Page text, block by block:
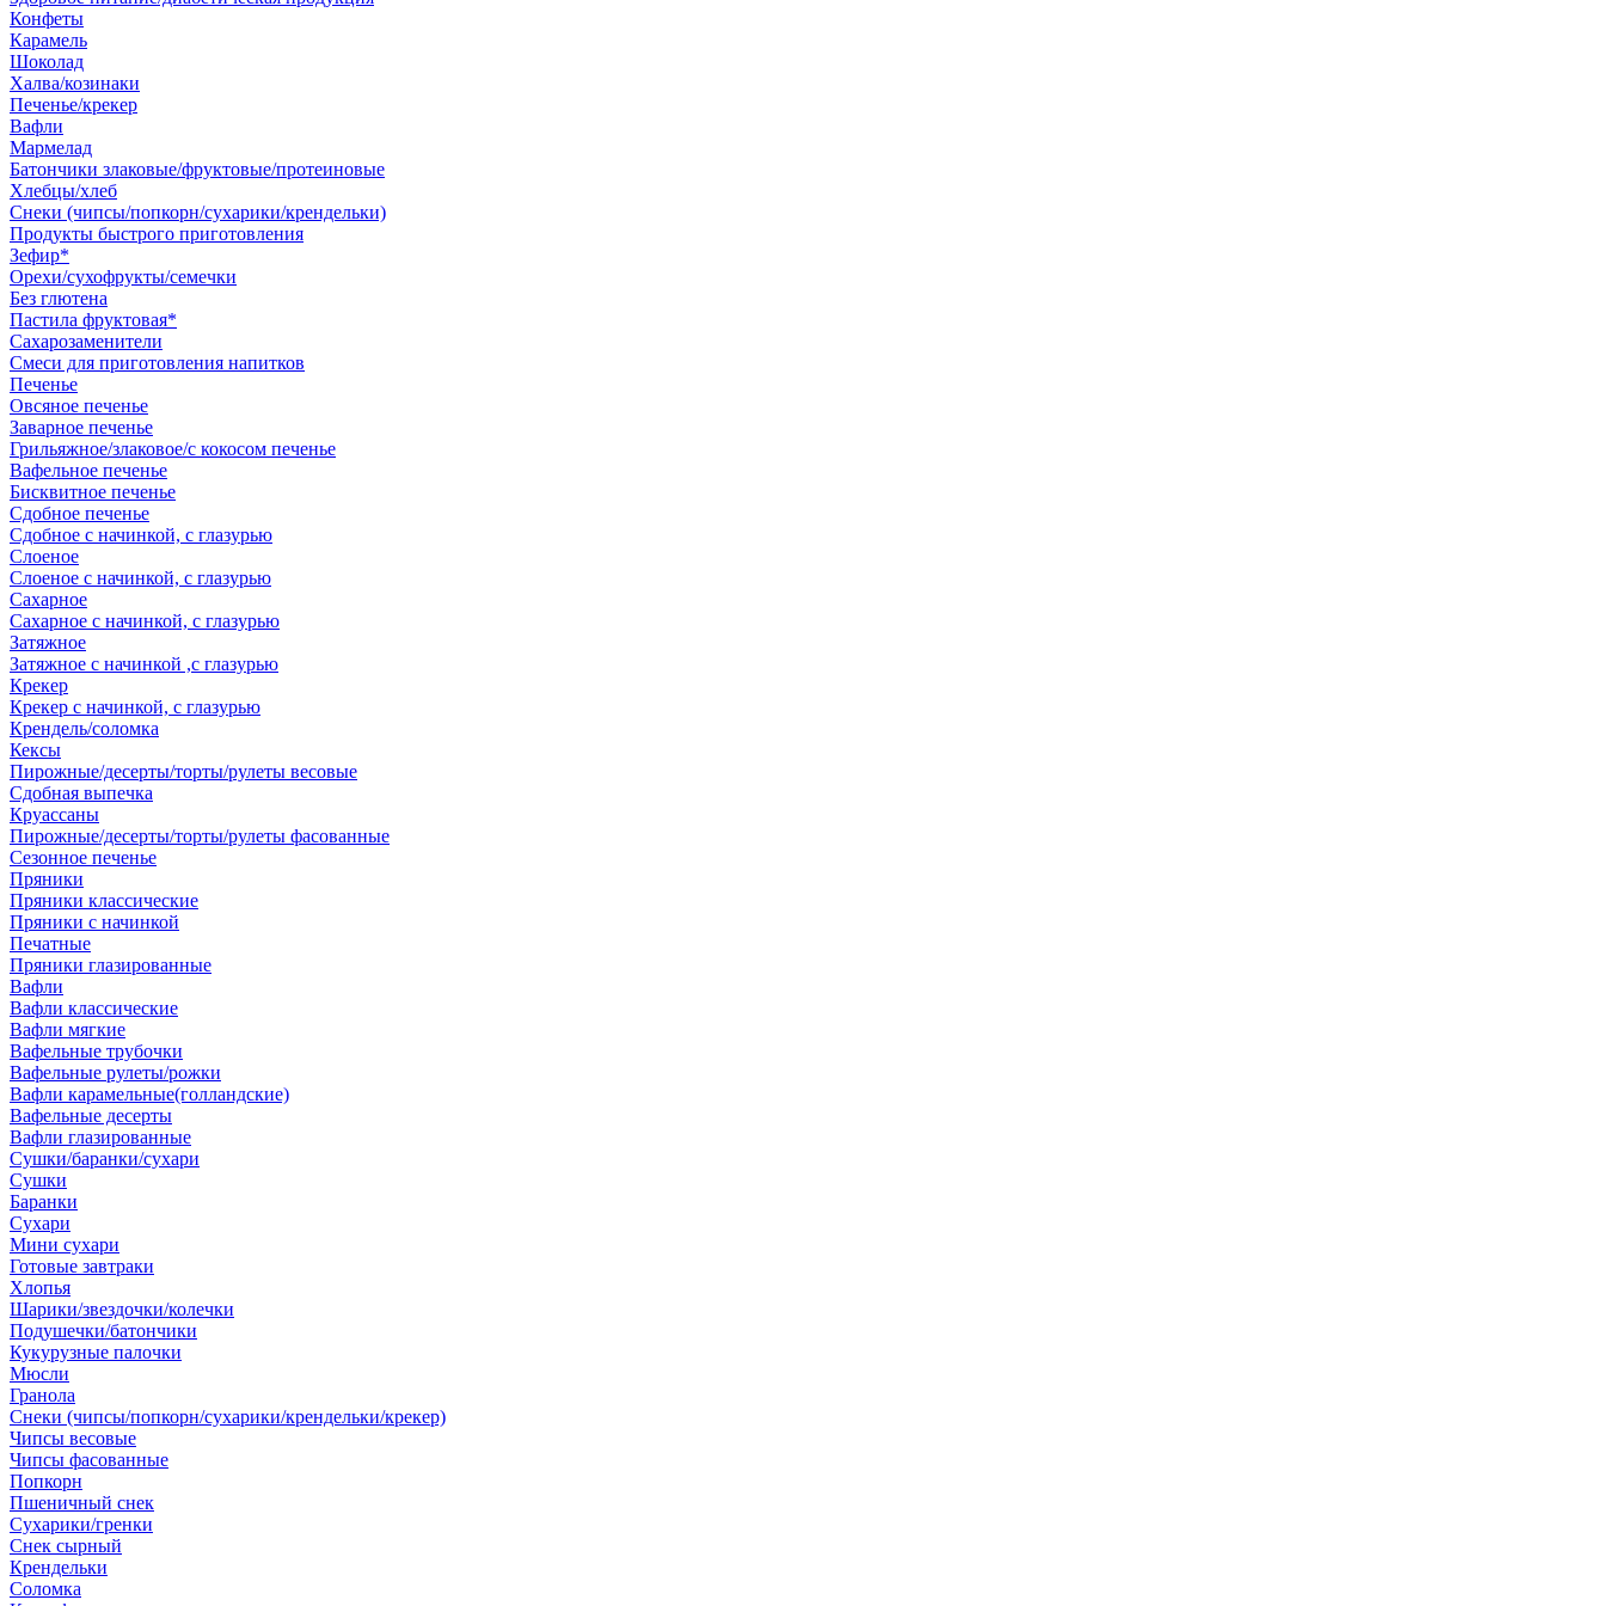
Конфеты
Карамель
Шоколад
Халва/козинаки
Печенье/крекер
Вафли
Мармелад
Батончики злаковые/фруктовые/протеиновые
Хлебцы/хлеб
Снеки (чипсы/попкорн/сухарики/крендельки)
Продукты быстрого приготовления
Зефир*
Орехи/сухофрукты/семечки
Без глютена
Пастила фруктовая*
Сахарозаменители
Смеси для приготовления напитков
Печенье
Овсяное печенье
Заварное печенье
Грильяжное/злаковое/с кокосом печенье
Вафельное печенье
Бисквитное печенье
Сдобное печенье
Сдобное с начинкой, с глазурью
Слоеное
Слоеное с начинкой, с глазурью
Сахарное
Сахарное с начинкой, с глазурью
Затяжное
Затяжное с начинкой ,с глазурью
Крекер
Крекер с начинкой, с глазурью
Крендель/соломка
Кексы
Пирожные/десерты/торты/рулеты весовые
Сдобная выпечка
Круассаны
Пирожные/десерты/торты/рулеты фасованные
Сезонное печенье
Пряники
Пряники классические
Пряники с начинкой
Печатные
Пряники глазированные
Вафли
Вафли классические
Вафли мягкие
Вафельные трубочки
Вафельные рулеты/рожки
Вафли карамельные(голландские)
Вафельные десерты
Вафли глазированные
Сушки/баранки/сухари
Сушки
Баранки
Сухари
Мини сухари
Готовые завтраки
Хлопья
Шарики/звездочки/колечки
Подушечки/батончики
Кукурузные палочки
Мюсли
Гранола
Снеки (чипсы/попкорн/сухарики/крендельки/крекер)
Чипсы весовые
Чипсы фасованные
Попкорн
Пшеничный снек
Сухарики/гренки
Снек сырный
Крендельки
Соломка